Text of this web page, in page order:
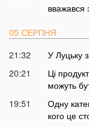
вважався
05 СЕРПНЯ
21:32
У Луцьку
20:21
Ці
можуть
19:51
Одну
кого це